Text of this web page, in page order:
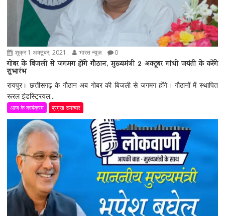
शुक्र 1 अक्टूबर, 2021 भारत न्यूज़ 0
गोबर के बिजली से जगमग होंगे गौठान, मुख्यमंत्री 2 अक्टूबर गांधी जयंती के करेंगे
शुभारंभ
रायपुर। छत्तीसगढ़ के गौठान अब गोबर की बिजली से जगमग होंगे। गौठानों में स्थापित
रूरल इंडस्ट्रियल...
आज के कार्यक्रम प्रमुख समाचार